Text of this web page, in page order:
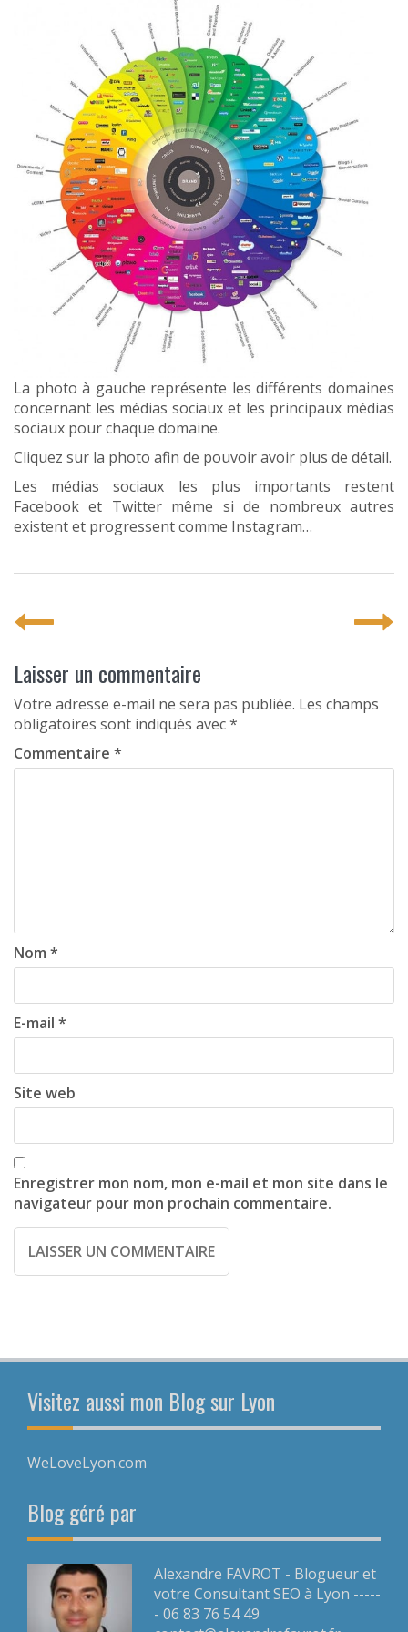
La photo à gauche représente les différents domaines
concernant les médias sociaux et les principaux médias
sociaux pour chaque domaine.
Cliquez sur la photo afin de pouvoir avoir plus de détail.
Les médias sociaux les plus importants restent
Facebook et Twitter même si de nombreux autres
existent et progressent comme Instagram…
P
o
s
t
n
a
i
o
n
Laisser un commentaire
Votre adresse e-mail ne sera pas publiée. Les champs
obligatoires sont indiqués avec*
Commentaire *
Nom *
E-mail *
Site web
Enregistrer mon nom, mon e-mail et mon site dans le
navigateur pour mon prochain commentaire.
Visitez aussi mon Blog sur Lyon
WeLoveLyon.com
Blog géré par
Alexandre FAVROT - Blogueur et
votre Consultant SEO à Lyon -----
- 06 83 76 54 49